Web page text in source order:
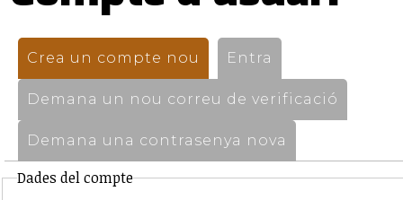
primàries
Crea un compte nou (pestanya activa)
Entra
Demana un nou correu de verificació
Demana una contrasenya nova
Dades del compte